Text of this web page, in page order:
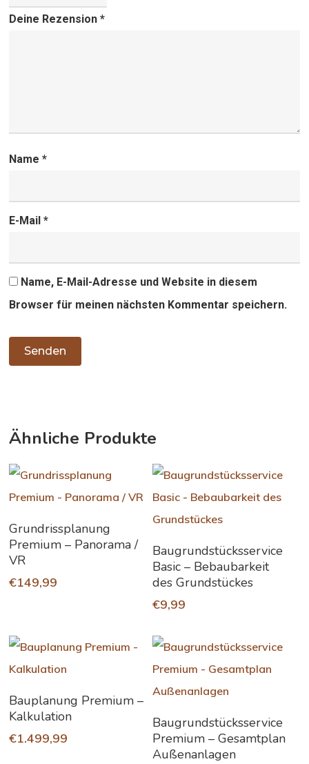
Deine Rezension*
Name*
E-Mail*
Name, E-Mail-Adresse und Website in diesem
Browser für meinen nächsten Kommentar speichern.
Ähnliche Produkte
In Den Warenkorb
Grundrissplanung
Premium – Panorama /
VR
€149,99
In Den Warenkorb
Baugrundstücksservice
Basic – Bebaubarkeit
des Grundstückes
€9,99
In Den Warenkorb
Bauplanung Premium –
Kalkulation
€1.499,99
In Den Warenkorb
Baugrundstücksservice
Premium – Gesamtplan
Außenanlagen